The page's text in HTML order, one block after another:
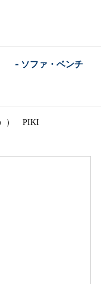
- ソファ・ベンチ
）） PIKI